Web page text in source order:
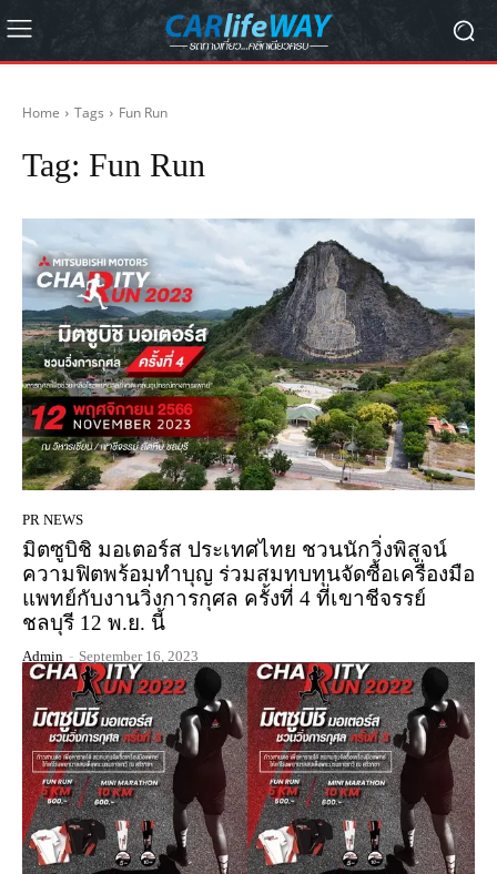
Home Tags Fun Run
Tag: Fun Run
PR NEWS
มิตซูบิชิ มอเตอร์ส ประเทศไทย ชวนนักวิ่งพิสูจน์
ความฟิตพร้อมทำบุญ ร่วมสมทบทุนจัดซื้อเครื่องมือ
แพทย์กับงานวิ่งการกุศล ครั้งที่ 4 ที่เขาชีจรรย์
ชลบุรี 12 พ.ย. นี้
Admin - September 16, 2023